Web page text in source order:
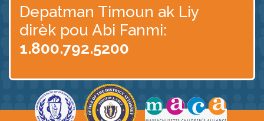
Depatman Timoun ak Liy
dirèk pou Abi Fanmi:
1.800.792.5200